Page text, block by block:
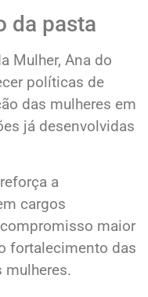
da pasta
Mulher, Ana do
políticas de
das mulheres em
já desenvolvidas
a
cargos
maior
fortalecimento das